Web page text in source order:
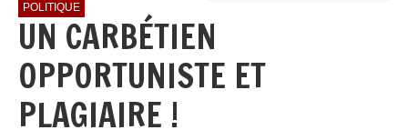
POLITIQUE
UN CARBÉTIEN
OPPORTUNISTE ET
PLAGIAIRE !